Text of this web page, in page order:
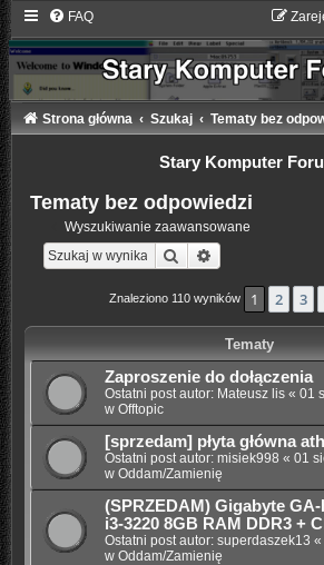
FAQ
Strona główna Szukaj Tematy bez
Stary Komputer
Tematy bez odpowiedzi
Wyszukiwanie zaawansowane
Szukaj
Znaleziono 110 wyników 1 2 3
Tematy
Zaproszenie do dołączenia
Ostatni post autor: Mateusz lis« 01
w Offtopic
[sprzedam] płyta główna
Ostatni post autor: misiek998 « 01
w Oddam/Zamienię
(SPRZEDAM) Gigabyte
i3-3220 8GB RAM DDR3 +
Ostatni post autor: superdaszek13 «
w Oddam/Zamienię